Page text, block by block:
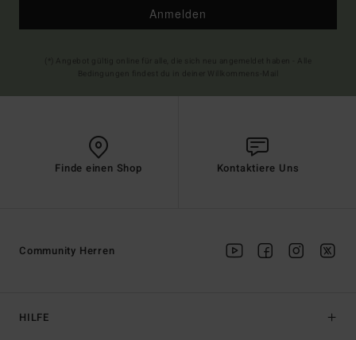
Anmelden
Finde einen Shop Kontaktiere Uns
HILFE
Community Herren